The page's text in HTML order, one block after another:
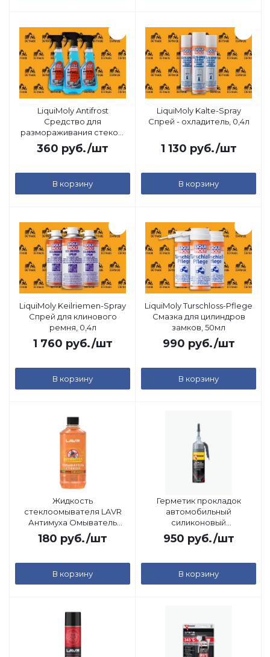
LiquiMoly Antifrost
Средство для
размораживания стекол,
0,5л
360 руб./шт
В корзину
LiquiMoly Kalte-Spray
Спрей - охладитель, 0,4л
1 130 руб./шт
В корзину
LiquiMoly Keilriemen-Spray
Спрей для клинового
ремня, 0,4л
1 760 руб./шт
В корзину
LiquiMoly Turschloss-Pflege
Смазка для цилиндров
замков, 50мл
990 руб./шт
В корзину
Жидкость
стеклоомывателя LAVR
Антимуха Омыватель
Стекол (Orange), 0,33л
180 руб./шт
В корзину
Герметик прокладок
автомобильный
силиконовый
высокотемпературный
RTV (черный) Kerry, 160гр
950 руб./шт
В корзину